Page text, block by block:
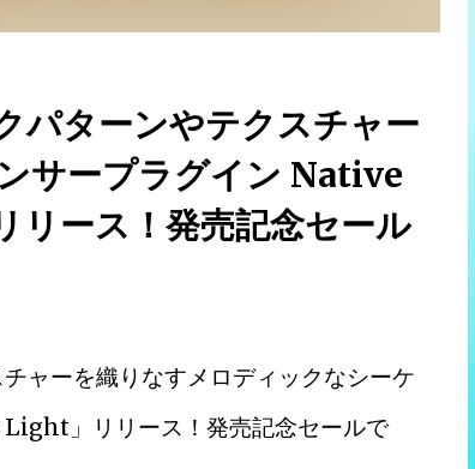
パターンやテクスチャー
サープラグイン Native
ース！発売記念セール
ャーを織りなすメロディックなシーケ
」リリース！発売記念セールで